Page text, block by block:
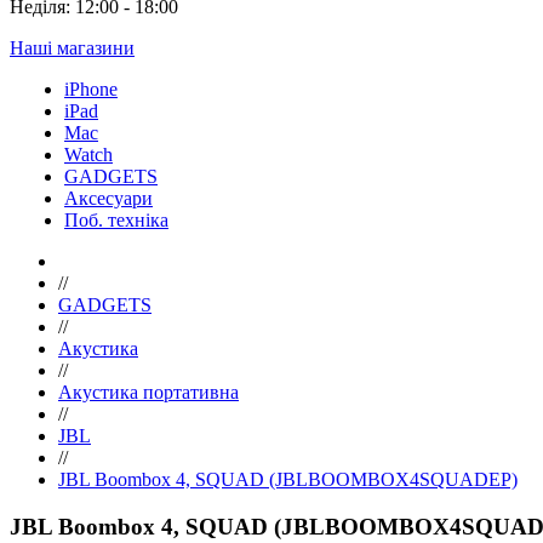
Неділя: 12:00 - 18:00
Наші магазини
iPhone
iPad
Mac
Watch
GADGETS
Аксесуари
Поб. техніка
//
GADGETS
//
Акустика
//
Акустика портативна
//
JBL
//
JBL Boombox 4, SQUAD (JBLBOOMBOX4SQUADEP)
JBL Boombox 4, SQUAD